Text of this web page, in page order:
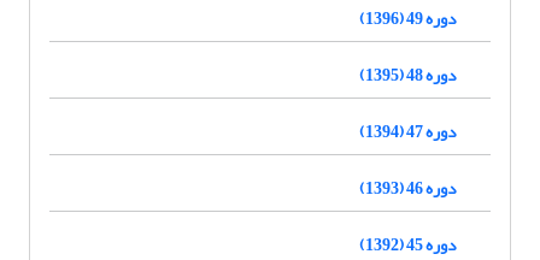
دوره 49 (1396)
دوره 48 (1395)
دوره 47 (1394)
دوره 46 (1393)
دوره 45 (1392)